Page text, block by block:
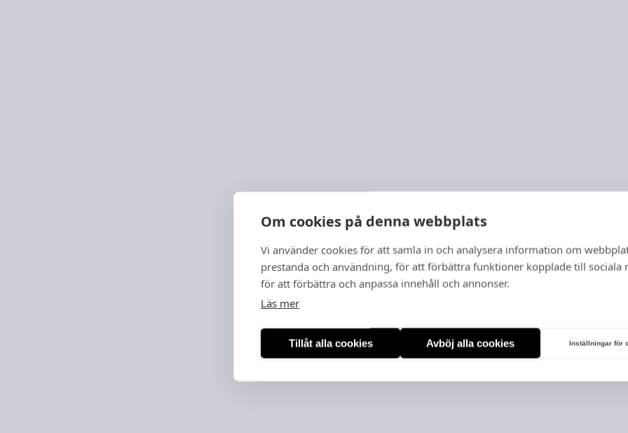
Om cookies på denna webbplats
Vi använder cookies för att samla in och analysera information om
prestanda och användning, för att förbättra funktioner kopplade till sociala
för att förbättra och anpassa innehåll och annonser.
Läs mer
Tillåt alla cookies Avböj alla cookies Inställningar för